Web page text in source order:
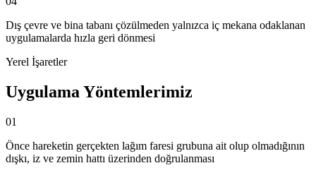
Dış çevre ve bina tabanı çözülmeden yalnızca iç mekana odaklanan
uygulamalarda hızla geri dönmesi
Yerel İşaretler
Uygulama Yöntemlerimiz
01
Önce hareketin gerçekten lağım faresi grubuna ait olup olmadığının
dışkı, iz ve zemin hattı üzerinden doğrulanması